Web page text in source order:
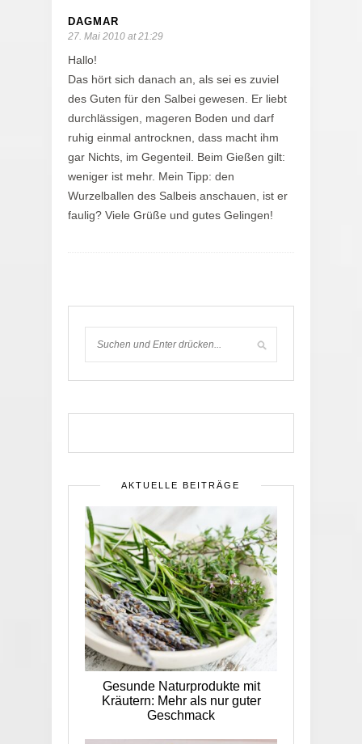
DAGMAR
27. Mai 2010 at 21:29
Hallo!
Das hört sich danach an, als sei es zuviel
des Guten für den Salbei gewesen. Er liebt
durchlässigen, mageren Boden und darf
ruhig einmal antrocknen, dass macht ihm
gar Nichts, im Gegenteil. Beim Gießen gilt:
weniger ist mehr. Mein Tipp: den
Wurzelballen des Salbeis anschauen, ist er
faulig? Viele Grüße und gutes Gelingen!
AKTUELLE BEITRÄGE
Gesunde Naturprodukte mit
Kräutern: Mehr als nur guter
Geschmack